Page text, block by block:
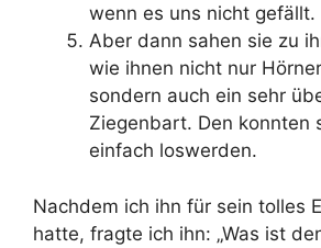
wenn es uns nicht gefällt.
Aber dann sahen sie zu
wie ihnen nicht nur
sondern auch ein sehr
Ziegenbart. Den konnten
einfach loswerden.
Nachdem ich ihn für sein tolles
hatte, fragte ich ihn: „Was ist